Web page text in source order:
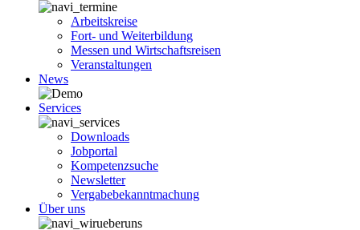
Arbeitskreise
Fort- und Weiterbildung
Messen und Wirtschaftsreisen
Veranstaltungen
News
Services
Downloads
Jobportal
Kompetenzsuche
Newsletter
Vergabebekanntmachung
Über uns